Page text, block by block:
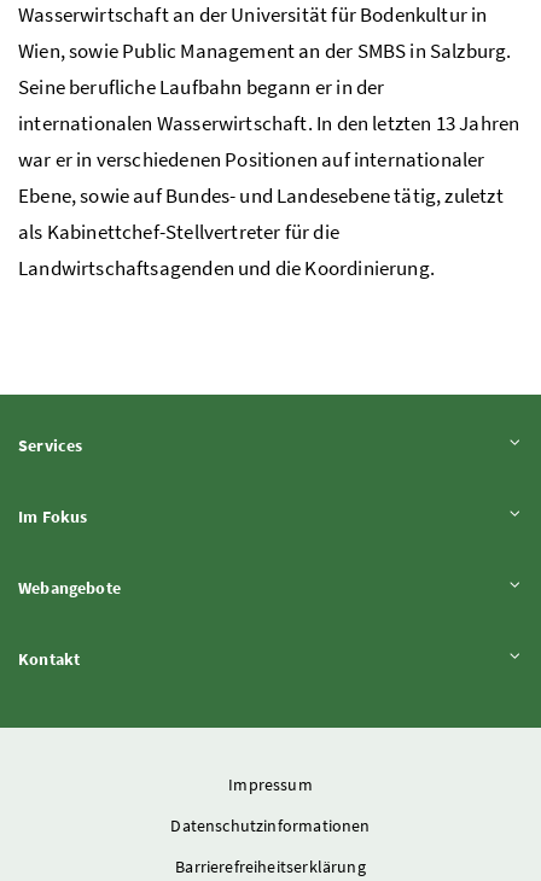
Wasserwirtschaft an der Universität für Bodenkultur in
Wien, sowie Public Management an der SMBS in Salzburg.
Seine berufliche Laufbahn begann er in der
internationalen Wasserwirtschaft. In den letzten 13 Jahren
war er in verschiedenen Positionen auf internationaler
Ebene, sowie auf Bundes- und Landesebene tätig, zuletzt
als Kabinettchef-Stellvertreter für die
Landwirtschaftsagenden und die Koordinierung.
ServicesInhalt aufklappen
Im FokusInhalt aufklappen
WebangeboteInhalt aufklappen
KontaktInhalt aufklappen
Impressum
Datenschutzinformationen
Barrierefreiheitserklärung